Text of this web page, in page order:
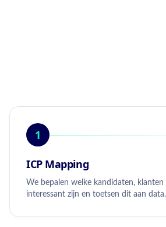
1
ICP Mapping
We bepalen welke kandidaten,
interessant zijn en toetsen dit aan data.